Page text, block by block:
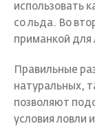
использовать
со льда. Во
приманкой для
Правильные
натуральных,
позволяют
условия ловли